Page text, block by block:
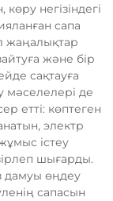
негізіндегі
сапа
жаңалықтар
және бір
сақтауға
мәселелері де
етті: көптеген
электр
істеу
шығарды.
дамуы өңдеу
сапасын